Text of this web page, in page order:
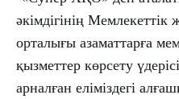
әкімдігінің
орталығы азаматтарға
қызметтер көрсету
арналған еліміздегі